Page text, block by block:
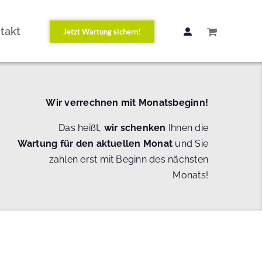
Jetzt Wartung sichern!
Wir verrechnen mit Monatsbeginn!
Das heißt, wir schenken Ihnen die
Wartung für den aktuellen Monat und Sie
zahlen erst mit Beginn des nächsten
Monats!